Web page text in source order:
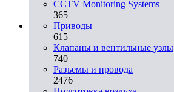
CCTV Monitoring Systems
365
Приводы
615
Клапаны и вентильные узлы
740
Разъемы и провода
2476